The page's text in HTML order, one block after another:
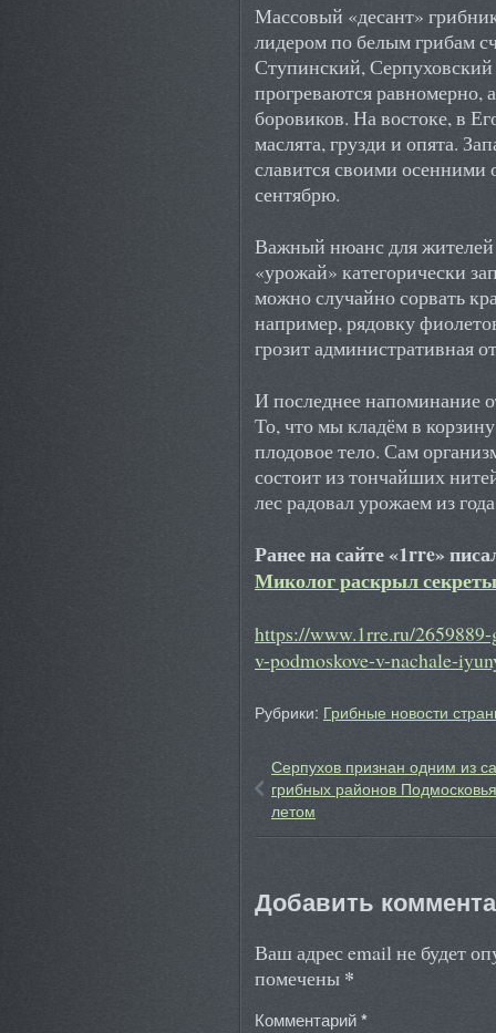
Массовый «десант»
лидером по белым грибам
Ступинский,
прогреваются равномерно,
боровиков. На востоке, в
маслята, грузди и опята.
славится своими осенними
сентябрю.
Важный нюанс для
«урожай» категорически
можно случайно сорвать
например, рядовку
грозит административная
И последнее напоминание
То, что мы кладём в
плодовое тело. Сам
состоит из тончайших
лес радовал урожаем из
Ранее на сайте «1rre»
Миколог раскрыл
https://www.1rre.ru/
v-podmoskove-v-nachale-
Рубрики: Грибные новости
Серпухов признан одним из
грибных районов
летом
Добавить
Ваш адрес email не будет
помечены *
Комментарий*